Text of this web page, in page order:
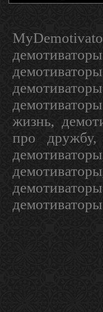
жизнь,
про дружбу,